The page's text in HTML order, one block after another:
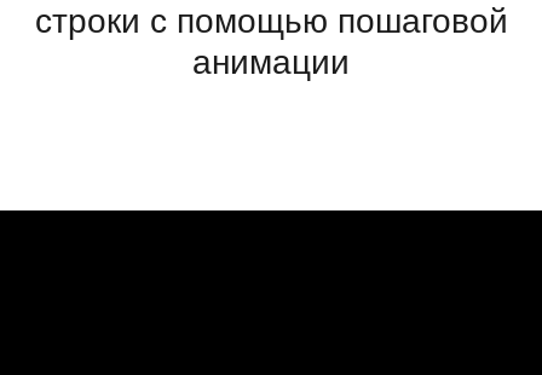
строки с помощью пошаговой
анимации